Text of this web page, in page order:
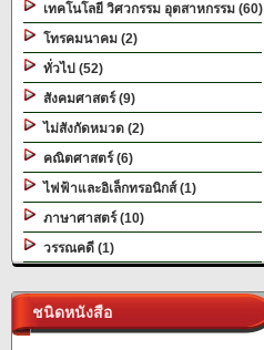
เทคโนโลยี วิศวกรรม อุตสาหกรรม (60)
โทรคมนาคม (2)
ทั่วไป (52)
สังคมศาสตร์ (9)
ไม่สังกัดหมวด (2)
คณิตศาสตร์ (6)
ไฟฟ้าและอิเล็กทรอนิกส์ (1)
ภาษาศาสตร์ (10)
วรรณคดี (1)
ชนิดหนังสือ